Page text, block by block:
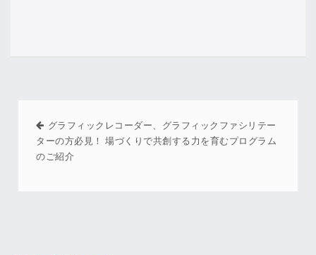
グラフィックレコーダー、グラフィックファシリテー
ターの方必見！ 場づくりで共創する力を育むプログラム
のご紹介